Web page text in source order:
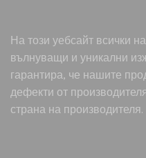
На този уебсайт всички
вълнуващи и уникални
гарантира, че нашите
дефекти от
страна на производителя.